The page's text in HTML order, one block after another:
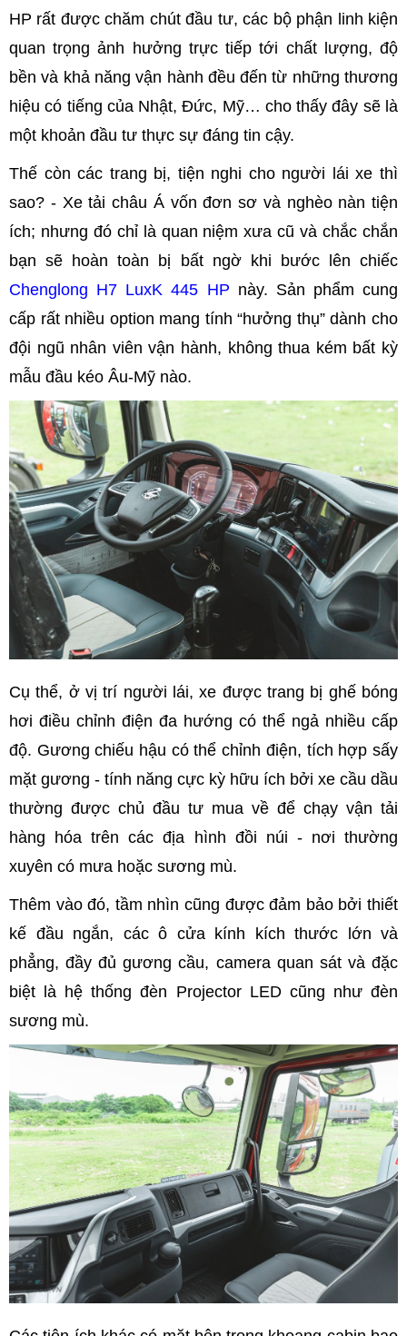
HP rất được chăm chút đầu tư, các bộ phận linh kiện
quan trọng ảnh hưởng trực tiếp tới chất lượng, độ
bền và khả năng vận hành đều đến từ những thương
hiệu có tiếng của Nhật, Đức, Mỹ… cho thấy đây sẽ là
một khoản đầu tư thực sự đáng tin cậy.
Thế còn các trang bị, tiện nghi cho người lái xe thì
sao? - Xe tải châu Á vốn đơn sơ và nghèo nàn tiện
ích; nhưng đó chỉ là quan niệm xưa cũ và chắc chắn
bạn sẽ hoàn toàn bị bất ngờ khi bước lên chiếc
Chenglong H7 LuxK 445 HP này. Sản phẩm cung
cấp rất nhiều option mang tính “hưởng thụ” dành cho
đội ngũ nhân viên vận hành, không thua kém bất kỳ
mẫu đầu kéo Âu-Mỹ nào.
Cụ thể, ở vị trí người lái, xe được trang bị ghế bóng
hơi điều chỉnh điện đa hướng có thể ngả nhiều cấp
độ. Gương chiếu hậu có thể chỉnh điện, tích hợp sấy
mặt gương - tính năng cực kỳ hữu ích bởi xe cầu dầu
thường được chủ đầu tư mua về để chạy vận tải
hàng hóa trên các địa hình đồi núi - nơi thường
xuyên có mưa hoặc sương mù.
Thêm vào đó, tầm nhìn cũng được đảm bảo bởi thiết
kế đầu ngắn, các ô cửa kính kích thước lớn và
phẳng, đầy đủ gương cầu, camera quan sát và đặc
biệt là hệ thống đèn Projector LED cũng như đèn
sương mù.